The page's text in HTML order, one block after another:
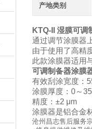
产地类别
KTQ-II 湿膜可调
通过调节涂膜器
由于使用了高精
此款涂膜器适用
可调制备器涂膜
有效刮涂宽度：
涂膜厚度： 0～
精度： ±2 μm
涂膜器是铝合金
沧州昌志售后服务